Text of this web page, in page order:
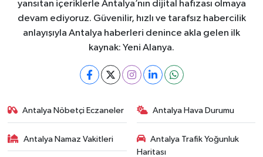
yansıtan içeriklerle Antalya’nın dijital hafızası olmaya
devam ediyoruz. Güvenilir, hızlı ve tarafsız habercilik
anlayışıyla Antalya haberleri denince akla gelen ilk
kaynak: Yeni Alanya.
Antalya Nöbetçi Eczaneler Antalya Hava Durumu
Antalya Namaz Vakitleri
Antalya Trafik Yoğunluk
Haritası